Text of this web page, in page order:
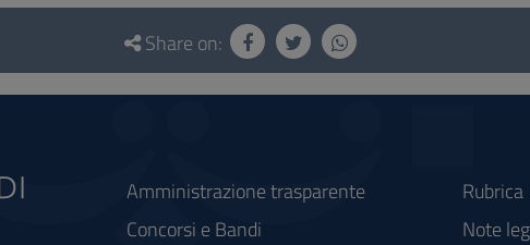
Share on:
Amministrazione trasparente
Concorsi e Bandi
Rubrica
Note